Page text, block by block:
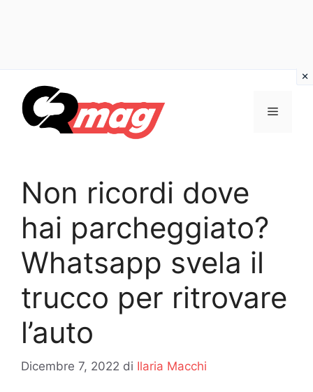
contenuto
Menu
Non ricordi dove
hai parcheggiato?
Whatsapp svela il
trucco per ritrovare
l’auto
Dicembre 7, 2022 di Ilaria Macchi